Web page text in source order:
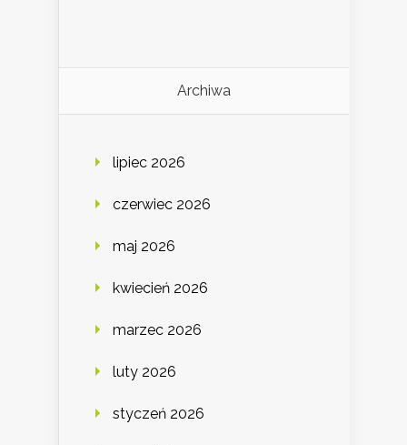
Archiwa
lipiec 2026
czerwiec 2026
maj 2026
kwiecień 2026
marzec 2026
luty 2026
styczeń 2026